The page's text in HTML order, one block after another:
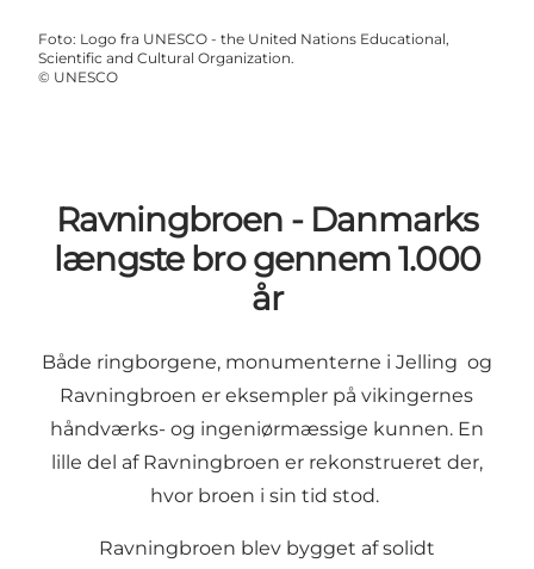
Foto: Logo fra UNESCO - the United Nations Educational,
Scientific and Cultural Organization.
© UNESCO
Ravningbroen - Danmarks
længste bro gennem 1.000
år
Både ringborgene, monumenterne i Jelling og
Ravningbroen er eksempler på vikingernes
håndværks- og ingeniørmæssige kunnen. En
lille del af Ravningbroen er rekonstrueret der,
hvor broen i sin tid stod.
Ravningbroen blev bygget af solidt